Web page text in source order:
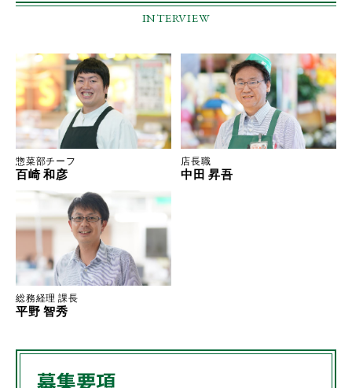
INTERVIEW
惣菜部チーフ
百崎 和彦
店長職
中田 昇吾
総務経理 課長
平野 智秀